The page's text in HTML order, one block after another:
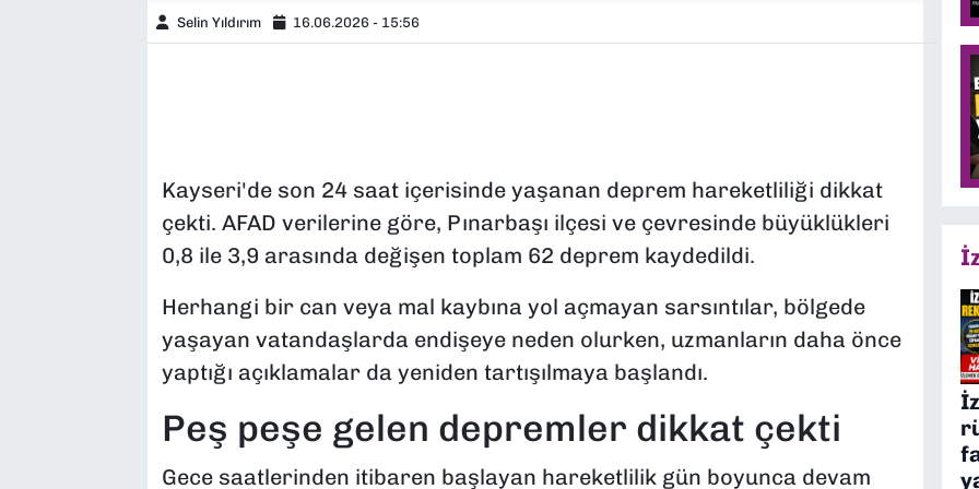
Selin Yıldırım 16.06.2026 - 15:56
Kayseri'de son 24 saat içerisinde yaşanan deprem hareketliliği dikkat
çekti. AFAD verilerine göre, Pınarbaşı ilçesi ve çevresinde büyüklükleri
0,8 ile 3,9 arasında değişen toplam 62 deprem kaydedildi.
Herhangi bir can veya mal kaybına yol açmayan sarsıntılar, bölgede
yaşayan vatandaşlarda endişeye neden olurken, uzmanların daha önce
yaptığı açıklamalar da yeniden tartışılmaya başlandı.
Peş peşe gelen depremler dikkat çekti
Gece saatlerinden itibaren başlayan hareketlilik gün boyunca devam